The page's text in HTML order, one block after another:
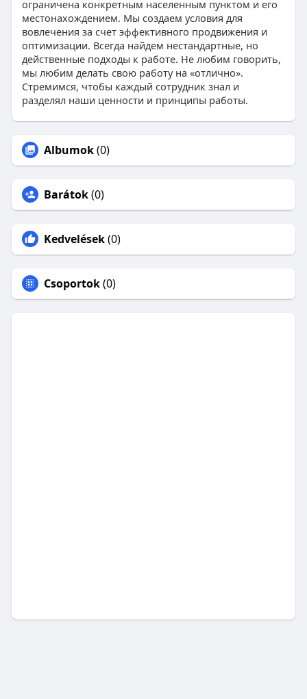
ограничена конкретным населенным пунктом и его
местонахождением. Мы создаем условия для
вовлечения за счет эффективного продвижения и
оптимизации. Всегда найдем нестандартные, но
действенные подходы к работе. Не любим говорить,
мы любим делать свою работу на «отлично».
Стремимся, чтобы каждый сотрудник знал и
разделял наши ценности и принципы работы.
Albumok(0)
Barátok(0)
Kedvelések(0)
Csoportok(0)